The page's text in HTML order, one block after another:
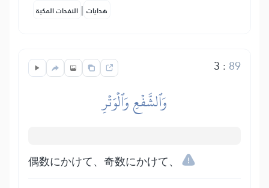
النفحات المكية | هدايات
3 : 89
وَٱلشَّفۡعِ وَٱلۡوَتۡرِ
偶数にかけて、奇数にかけて、